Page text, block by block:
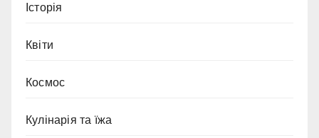
Історія
Квіти
Космос
Кулінарія та їжа